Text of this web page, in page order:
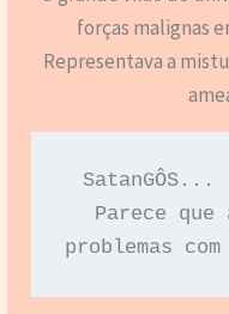
forças malignas
Representava a
Parece que
problemas